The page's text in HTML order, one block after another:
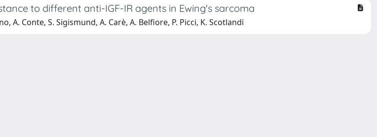
to different anti-IGF-IR agents in Ewing's sarcoma
A. Conte, S. Sigismund, A. Carè, A. Belfiore, P. Picci, K. Scotlandi